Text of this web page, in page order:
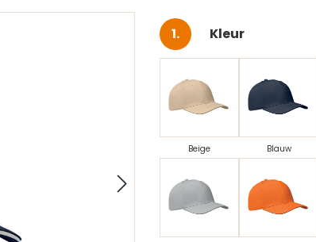
Selecteer
Kleur
Beige Blauw